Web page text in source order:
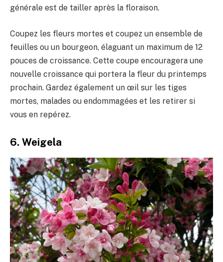
générale est de tailler après la floraison.
Coupez les fleurs mortes et coupez un ensemble de
feuilles ou un bourgeon, élaguant un maximum de 12
pouces de croissance. Cette coupe encouragera une
nouvelle croissance qui portera la fleur du printemps
prochain. Gardez également un œil sur les tiges
mortes, malades ou endommagées et les retirer si
vous en repérez.
6. Weigela